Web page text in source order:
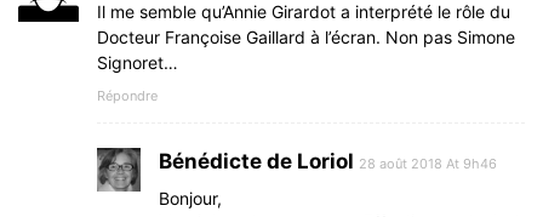
Il me semble qu’Annie Girardot a interprété le rôle du
Docteur Françoise Gaillard à l’écran. Non pas Simone
Signoret…
Répondre
Bénédicte de Loriol 28 août 2018 At 9h46
Bonjour,